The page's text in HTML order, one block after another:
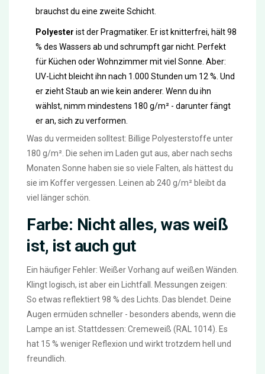
brauchst du eine zweite Schicht.
Polyester ist der Pragmatiker. Er ist knitterfrei, hält 98
% des Wassers ab und schrumpft gar nicht. Perfekt
für Küchen oder Wohnzimmer mit viel Sonne. Aber:
UV-Licht bleicht ihn nach 1.000 Stunden um 12 %. Und
er zieht Staub an wie kein anderer. Wenn du ihn
wählst, nimm mindestens 180 g/m² - darunter fängt
er an, sich zu verformen.
Was du vermeiden solltest: Billige Polyesterstoffe unter
180 g/m². Die sehen im Laden gut aus, aber nach sechs
Monaten Sonne haben sie so viele Falten, als hättest du
sie im Koffer vergessen. Leinen ab 240 g/m² bleibt da
viel länger schön.
Farbe: Nicht alles, was weiß
ist, ist auch gut
Ein häufiger Fehler: Weißer Vorhang auf weißen Wänden.
Klingt logisch, ist aber ein Lichtfall. Messungen zeigen:
So etwas reflektiert 98 % des Lichts. Das blendet. Deine
Augen ermüden schneller - besonders abends, wenn die
Lampe an ist. Stattdessen: Cremeweiß (RAL 1014). Es
hat 15 % weniger Reflexion und wirkt trotzdem hell und
freundlich.